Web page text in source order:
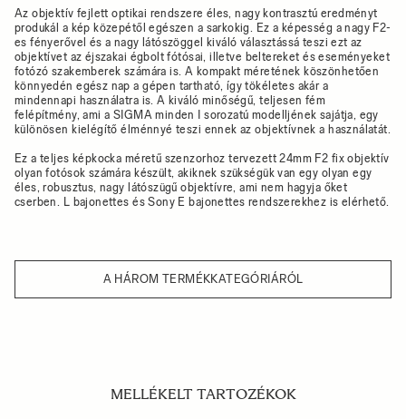
Az objektív fejlett optikai rendszere éles, nagy kontrasztú eredményt
produkál a kép közepétől egészen a sarkokig. Ez a képesség a nagy F2-
es fényerővel és a nagy látószöggel kiváló választássá teszi ezt az
objektívet az éjszakai égbolt fótósai, illetve beltereket és eseményeket
fotózó szakemberek számára is. A kompakt méretének köszönhetően
könnyedén egész nap a gépen tartható, így tökéletes akár a
mindennapi használatra is. A kiváló minőségű, teljesen fém
felépítmény, ami a SIGMA minden I sorozatú modelljének sajátja, egy
különösen kielégítő élménnyé teszi ennek az objektívnek a használatát.
Ez a teljes képkocka méretű szenzorhoz tervezett 24mm F2 fix objektív
olyan fotósok számára készült, akiknek szükségük van egy olyan egy
éles, robusztus, nagy látószügű objektívre, ami nem hagyja őket
cserben. L bajonettes és Sony E bajonettes rendszerekhez is elérhető.
A HÁROM TERMÉKKATEGÓRIÁRÓL
MELLÉKELT TARTOZÉKOK